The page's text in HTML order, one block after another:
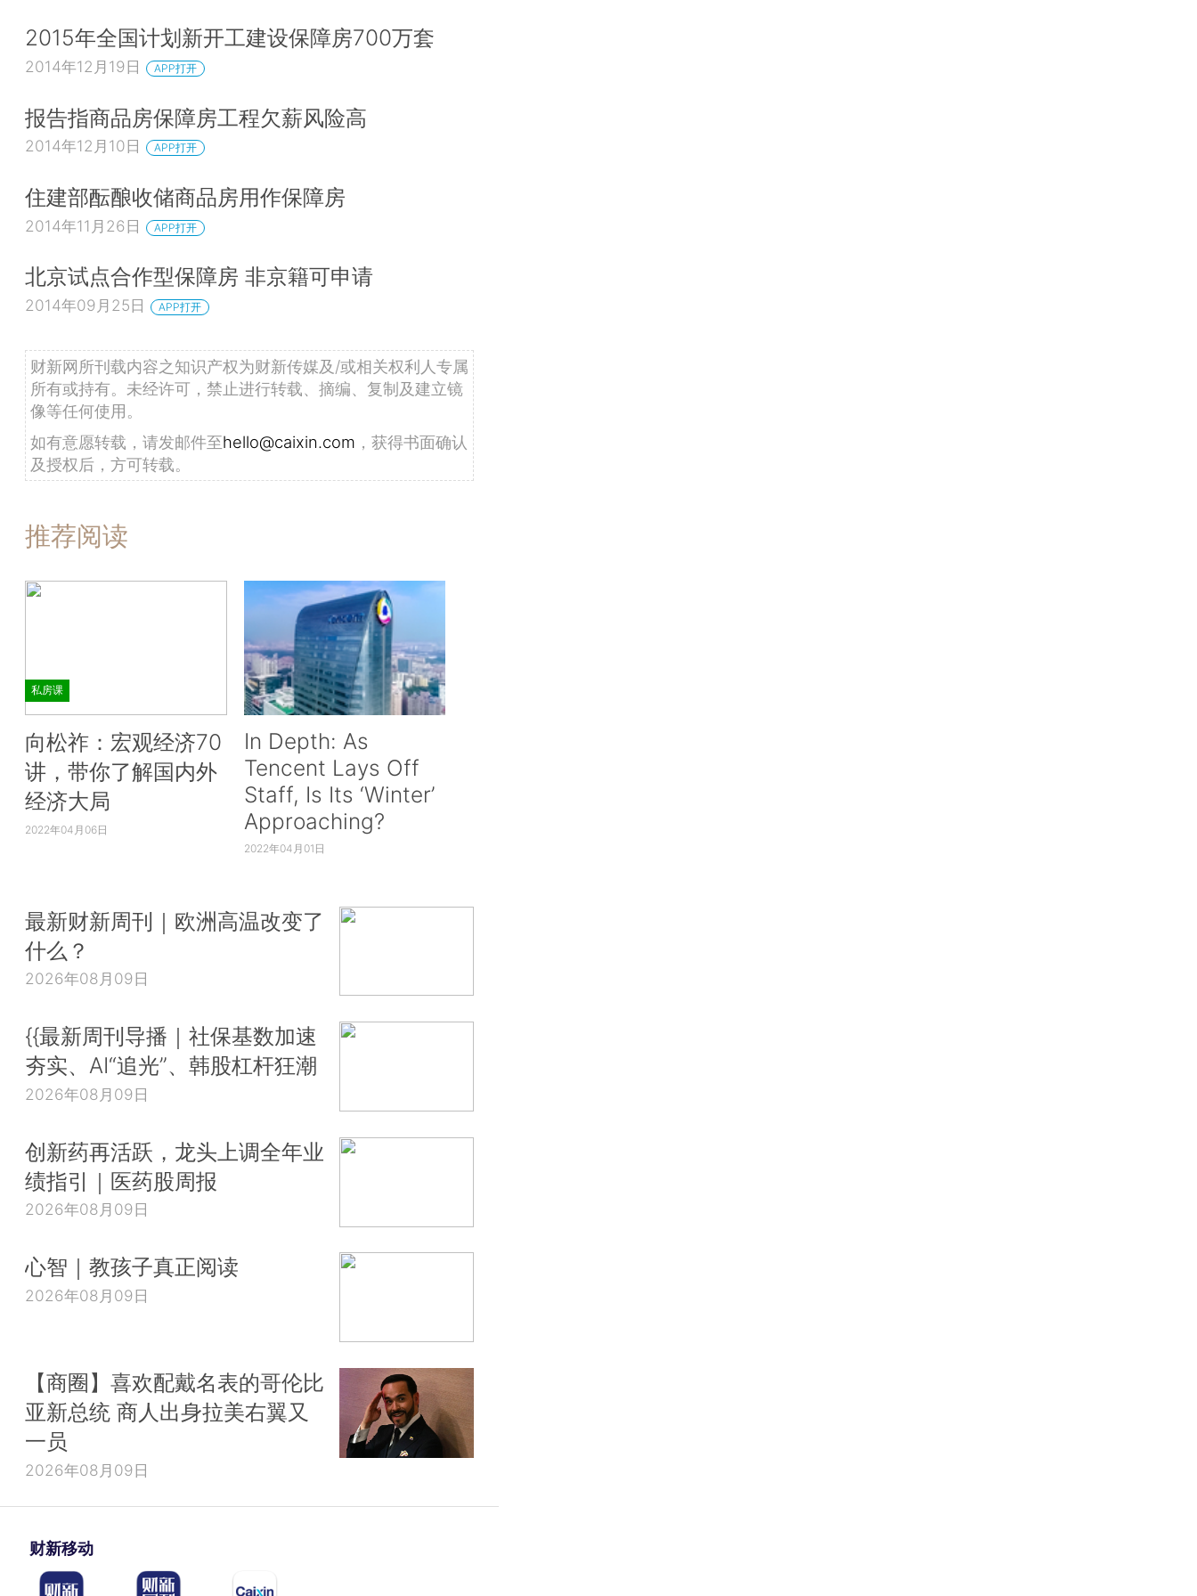
2015年全国计划新开工建设保障房700万套
2014年12月19日 APP打开
报告指商品房保障房工程欠薪风险高
2014年12月10日 APP打开
住建部酝酿收储商品房用作保障房
2014年11月26日 APP打开
北京试点合作型保障房 非京籍可申请
2014年09月25日 APP打开
财新网所刊载内容之知识产权为财新传媒及/或相关权利人专属
所有或持有。未经许可，禁止进行转载、摘编、复制及建立镜
像等任何使用。
如有意愿转载，请发邮件至hello@caixin.com ，获得书面确认
及授权后，方可转载。
推荐阅读
私房课
向松祚：宏观经济70
讲，带你了解国内外
经济大局
2022年04月06日
In Depth: As
Tencent Lays Off
Staff, Is Its ‘Winter’
Approaching?
2022年04月01日
最新财新周刊｜欧洲高温改变了
什么？
2026年08月09日
{{最新周刊导播｜社保基数加速
夯实、AI“追光”、韩股杠杆狂潮
2026年08月09日
创新药再活跃，龙头上调全年业
绩指引｜医药股周报
2026年08月09日
心智｜教孩子真正阅读
2026年08月09日
【商圈】喜欢配戴名表的哥伦比
亚新总统 商人出身拉美右翼又
一员
2026年08月09日
财新移动